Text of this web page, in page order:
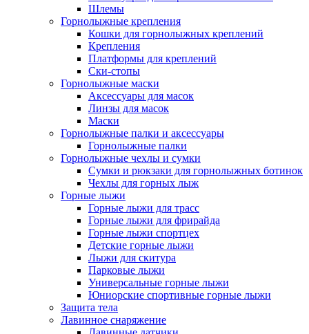
Шлемы
Горнолыжные крепления
Кошки для горнолыжных креплений
Крепления
Платформы для креплений
Ски-стопы
Горнолыжные маски
Аксессуары для масок
Линзы для масок
Маски
Горнолыжные палки и аксессуары
Горнолыжные палки
Горнолыжные чехлы и сумки
Сумки и рюкзаки для горнолыжных ботинок
Чехлы для горных лыж
Горные лыжи
Горные лыжи для трасс
Горные лыжи для фрирайда
Горные лыжи спортцех
Детские горные лыжи
Лыжи для скитура
Парковые лыжи
Универсальные горные лыжи
Юниорские спортивные горные лыжи
Защита тела
Лавинное снаряжение